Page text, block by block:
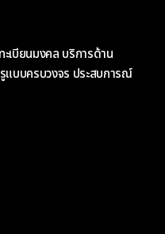
เบียนมงคล บริการด้าน
แบบครบวงจร ประสบการณ์